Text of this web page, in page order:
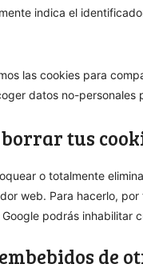
indica el
las cookies para
datos no-personales
tus
o totalmente
web. Para hacerlo,
podrás inhabilitar
de